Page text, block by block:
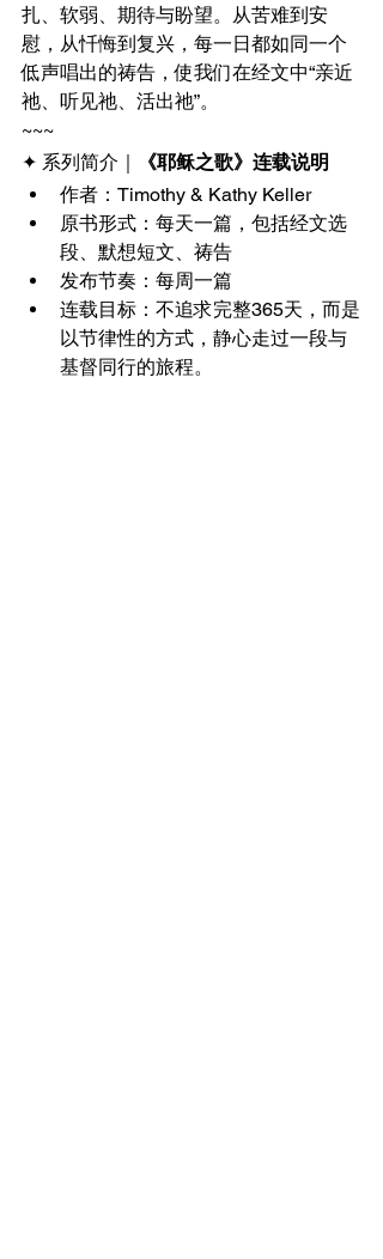
扎、软弱、期待与盼望。从苦难到安
慰，从忏悔到复兴，每一日都如同一个
低声唱出的祷告，使我们在经文中“亲近
祂、听见祂、活出祂”。
~~~
✦ 系列简介｜
《耶稣之歌》连载说明
作者：Timothy & Kathy Keller
原书形式：每天一篇，包括经文选
段、默想短文、祷告
发布节奏：每周一篇
连载目标：不追求完整365天，而是
以节律性的方式，静心走过一段与
基督同行的旅程。